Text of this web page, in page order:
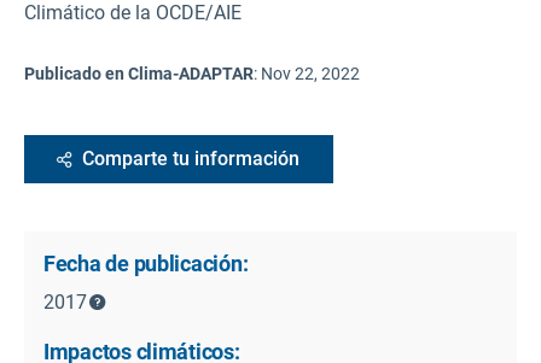
Climático de la OCDE/AIE
Publicado en Clima-ADAPTAR: Nov 22, 2022
Comparte tu información
Fecha de publicación:
2017
Impactos climáticos: